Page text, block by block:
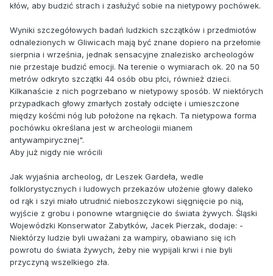
kłów, aby budzić strach i zasłużyć sobie na nietypowy pochówek.
Wyniki szczegółowych badań ludzkich szczątków i przedmiotów
odnalezionych w Gliwicach mają być znane dopiero na przełomie
sierpnia i września, jednak sensacyjne znalezisko archeologów
nie przestaje budzić emocji. Na terenie o wymiarach ok. 20 na 50
metrów odkryto szczątki 44 osób obu płci, również dzieci.
Kilkanaście z nich pogrzebano w nietypowy sposób. W niektórych
przypadkach głowy zmarłych zostały odcięte i umieszczone
między kośćmi nóg lub położone na rękach. Ta nietypowa forma
pochówku określana jest w archeologii mianem
antywampirycznej".
Aby już nigdy nie wrócili
Jak wyjaśnia archeolog, dr Leszek Gardeła, wedle
folklorystycznych i ludowych przekazów ułożenie głowy daleko
od rąk i szyi miało utrudnić nieboszczykowi sięgnięcie po nią,
wyjście z grobu i ponowne wtargnięcie do świata żywych. Śląski
Wojewódzki Konserwator Zabytków, Jacek Pierzak, dodaje: -
Niektórzy ludzie byli uważani za wampiry, obawiano się ich
powrotu do świata żywych, żeby nie wypijali krwi i nie byli
przyczyną wszelkiego zła.